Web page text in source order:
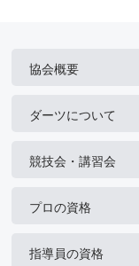
協会概要
ダーツについて
競技会・講習会
プロの資格
指導員の資格